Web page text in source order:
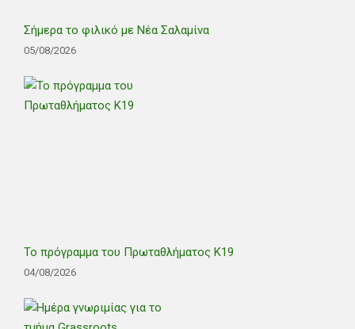
Σήμερα το φιλικό με Νέα Σαλαμίνα
05/08/2026
Το πρόγραμμα του Πρωταθλήματος Κ19
04/08/2026